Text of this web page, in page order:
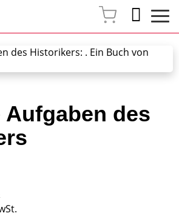
Aufgaben des